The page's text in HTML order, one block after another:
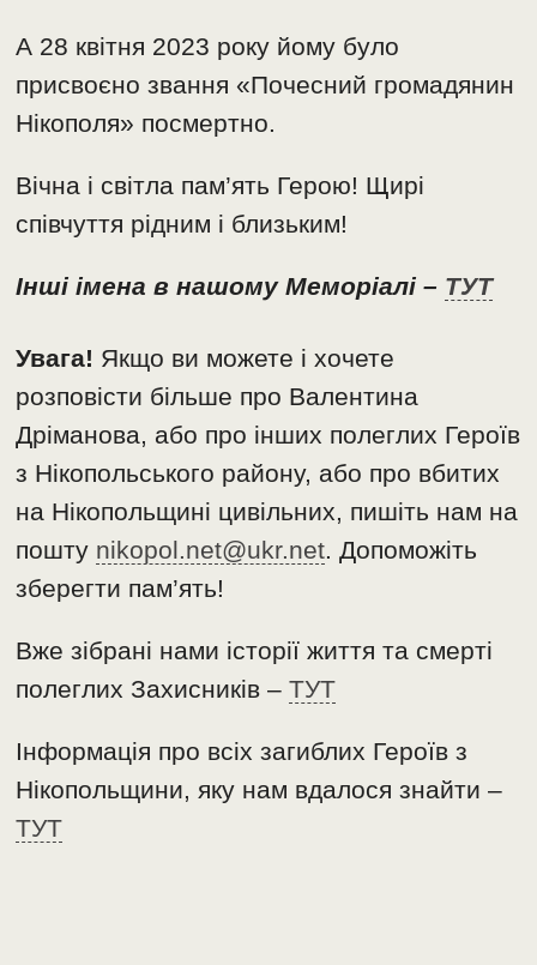
А 28 квітня 2023 року йому було
присвоєно звання «Почесний громадянин
Нікополя» посмертно.
Вічна і світла пам’ять Герою! Щирі
співчуття рідним і близьким!
Інші імена в нашому Меморіалі – ТУТ
Увага! Якщо ви можете і хочете
розповісти більше про Валентина
Дріманова, або про інших полеглих Героїв
з Нікопольського району, або про вбитих
на Нікопольщині цивільних, пишіть нам на
пошту nikopol.net@ukr.net. Допоможіть
зберегти пам’ять!
Вже зібрані нами історії життя та смерті
полеглих Захисників –ТУТ
Інформація про всіх загиблих Героїв з
Нікопольщини, яку нам вдалося знайти –
ТУТ